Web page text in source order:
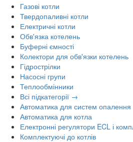
Газові котли
Твердопаливні котли
Електричні котли
Обв'язка котелень
Буферні ємності
Колектори для обв'язки котелень
Гідрострілки
Насосні групи
Теплообмінники
Всі підкатегорії →
Автоматика для систем опалення
Автоматика для котла
Електронні регулятори ECL і
Комплектуючі до котлів